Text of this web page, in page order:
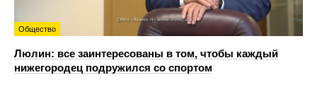
Общество
Люлин: все заинтересованы в том, чтобы каждый
нижегородец подружился со спортом